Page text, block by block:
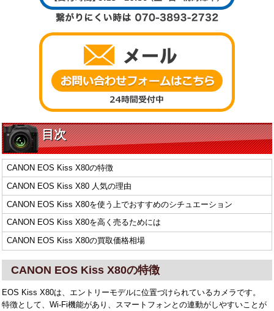
目次
CANON EOS Kiss X80の特徴
CANON EOS Kiss X80 人気の理由
CANON EOS Kiss X80を使う上でおすすめのシチュエーション
CANON EOS Kiss X80を高く売るためには
CANON EOS Kiss X80の買取価格相場
CANON EOS Kiss X80の特徴
EOS Kiss X80は、エントリーモデルに位置づけられているカメラです。
特徴として、Wi-Fi機能があり、スマートフォンとの連動がしやすいことが